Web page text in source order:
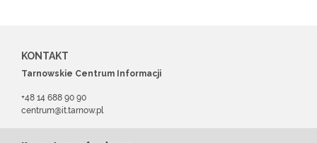
KONTAKT
Tarnowskie Centrum Informacji
+48 14 688 90 90
centrum@it.tarnow.pl